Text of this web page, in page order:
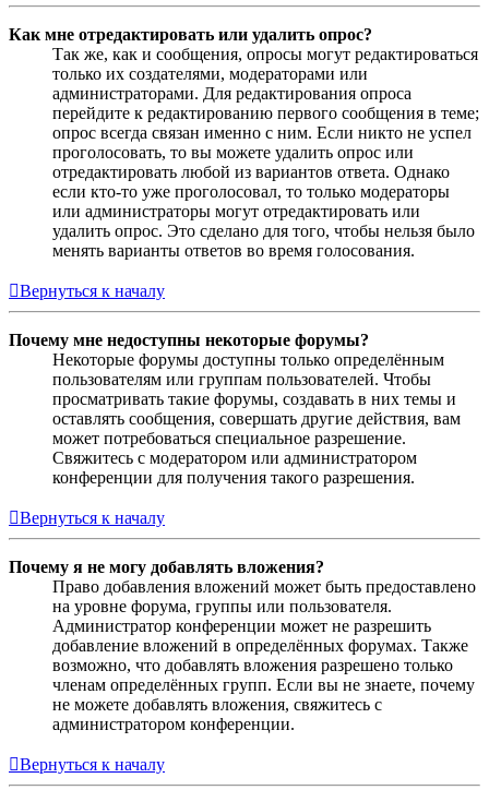
Как мне отредактировать или удалить опрос?
Так же, как и сообщения, опросы могут редактироваться
только их создателями, модераторами или
администраторами. Для редактирования опроса
перейдите к редактированию первого сообщения в теме;
опрос всегда связан именно с ним. Если никто не успел
проголосовать, то вы можете удалить опрос или
отредактировать любой из вариантов ответа. Однако
если кто-то уже проголосовал, то только модераторы
или администраторы могут отредактировать или
удалить опрос. Это сделано для того, чтобы нельзя было
менять варианты ответов во время голосования.
Вернуться к началу
Почему мне недоступны некоторые форумы?
Некоторые форумы доступны только определённым
пользователям или группам пользователей. Чтобы
просматривать такие форумы, создавать в них темы и
оставлять сообщения, совершать другие действия, вам
может потребоваться специальное разрешение.
Свяжитесь с модератором или администратором
конференции для получения такого разрешения.
Вернуться к началу
Почему я не могу добавлять вложения?
Право добавления вложений может быть предоставлено
на уровне форума, группы или пользователя.
Администратор конференции может не разрешить
добавление вложений в определённых форумах. Также
возможно, что добавлять вложения разрешено только
членам определённых групп. Если вы не знаете, почему
не можете добавлять вложения, свяжитесь с
администратором конференции.
Вернуться к началу